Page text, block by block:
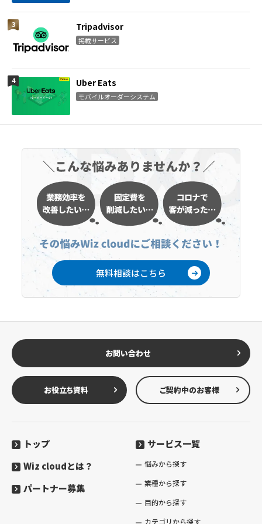
Tripadvisor
掲載サービス
Uber Eats
モバイルオーダーシステム
無料相談はこちら
お問い合わせ
お役立ち資料 ご契約中のお客様
トップ サービス一覧
悩みから探す
業種から探す
目的から探す
カテゴリから探す
Wiz cloudとは？
パートナー募集